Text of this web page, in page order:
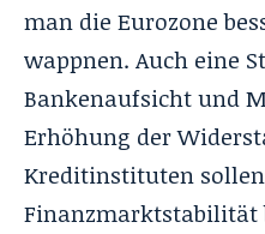
man die Eurozone
wappnen. Auch eine
Bankenaufsicht und
Erhöhung der
Kreditinstituten
Finanzmarktstabilität